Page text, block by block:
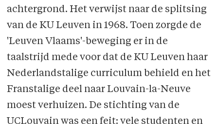
achtergrond. Het verwijst naar de splitsing
van de KU Leuven in 1968. Toen zorgde de
'Leuven Vlaams'-beweging er in de
taalstrijd mede voor dat de KU Leuven haar
Nederlandstalige curriculum behield en het
Franstalige deel naar Louvain-la-Neuve
moest verhuizen. De stichting van de
UCLouvain was een feit: vele studenten en